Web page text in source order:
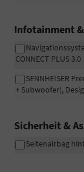
Infotainment
CONNECT PLUS 3.0
SENNHEISER
+ Subwoofer),
Sicherheit &
Seitenairbag